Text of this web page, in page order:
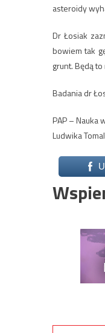
asteroidy
Dr Łosiak
bowiem tak
grunt. Będą
Badania dr
PAP – Nauka
Ludwika